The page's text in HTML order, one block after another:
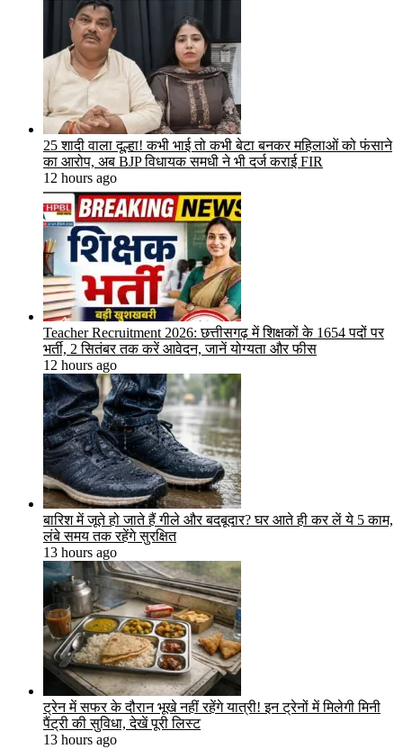
25 शादी वाला दूल्हा! कभी भाई तो कभी बेटा बनकर महिलाओं को फंसाने
का आरोप, अब BJP विधायक समधी ने भी दर्ज कराई FIR
12 hours ago
Teacher Recruitment 2026: छत्तीसगढ़ में शिक्षकों के 1654 पदों पर
भर्ती, 2 सितंबर तक करें आवेदन, जानें योग्यता और फीस
12 hours ago
बारिश में जूते हो जाते हैं गीले और बदबूदार? घर आते ही कर लें ये 5 काम,
लंबे समय तक रहेंगे सुरक्षित
13 hours ago
ट्रेन में सफर के दौरान भूखे नहीं रहेंगे यात्री! इन ट्रेनों में मिलेगी मिनी
पैंट्री की सुविधा, देखें पूरी लिस्ट
13 hours ago